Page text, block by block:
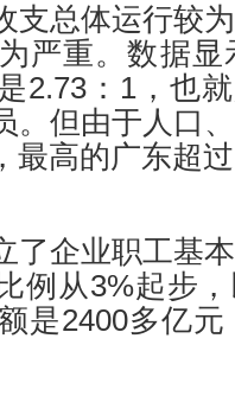
支总体运行较
严重。数据显
2.73：1，也
。但由于人口
最高的广东超
了企业职工基
例从3%起步
是2400多亿